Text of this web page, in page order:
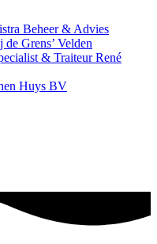
Beheer & Advies
Grens’ Velden
& Traiteur René
Huys BV